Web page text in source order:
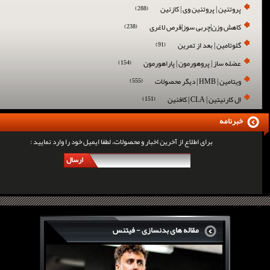
پروتئین | پروتئین وی | کازئین (288)
کاهش وزن|چربی سوز|قرص لاغری (238)
گلوتامین | بعد از تمرین (91)
عضله ساز | پروهورمون | پاراهورمون (154)
ویتامین | HMB | دیگر محصولات (555)
ال کارنیتین | CLA | کافئین (151)
برای اطلاع از آخرین اخبار و محصولات، لطفا ایمیل خود را وارد نمایید :
ارسال
خبرنامه
مقاله های بدنسازی - فیتنس